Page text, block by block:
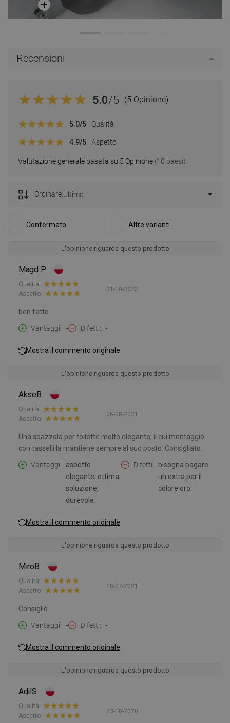
Recensioni
5.0/5 (5 Opinione)
Valutazione generale basata su 5 Opinione (10 paesi)
5.0/5 Qualità
4.9/5 Aspetto
Confermato Altre varianti
Ordinare:Ultimo
L'opinione riguarda questo prodotto
Magd P.
01-10-2023
Qualità:
Aspetto:
ben fatto
Vantaggi
- Difetti -
Mostra il commento originale
L'opinione riguarda questo prodotto
AkseB
06-08-2021
Qualità:
Aspetto:
Una spazzola per toilette molto elegante, il cui montaggio
con tasselli la mantiene sempre al suo posto. Consigliato.
Vantaggi
aspetto
elegante, ottima
soluzione,
durevole.
Difetti
bisogna pagare
un extra per il
colore oro.
Mostra il commento originale
L'opinione riguarda questo prodotto
MiroB
18-07-2021
Qualità:
Aspetto:
Consiglio.
Vantaggi
- Difetti -
Mostra il commento originale
L'opinione riguarda questo prodotto
AdilS
23-10-2020
Qualità:
Aspetto: